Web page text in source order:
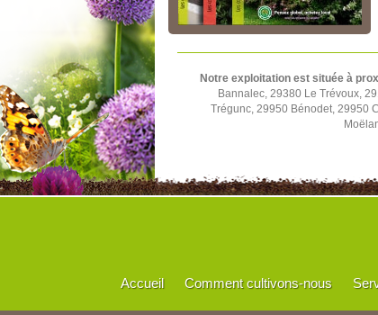
Notre exploitation est située à
Bannalec, 29380 Le Trévoux,
Trégunc, 29950 Bénodet, 29950
Accueil Comment cultivons-nous